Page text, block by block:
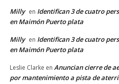
Milly en Identifican 3 de cuatro
en Maimón Puerto plata
Milly en Identifican 3 de cuatro
en Maimón Puerto plata
Leslie Clarke en Anuncian cierre de
por mantenimiento a pista de